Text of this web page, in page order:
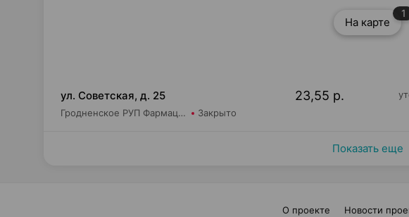
На карте
1
ул. Советская, д. 25
Гродненское РУП Фармация Аптека №62 Закрыто
23,55 р.
Показать еще
О проекте Новости